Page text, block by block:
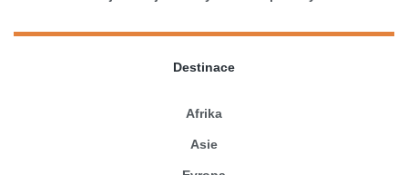
Destinace
Afrika
Asie